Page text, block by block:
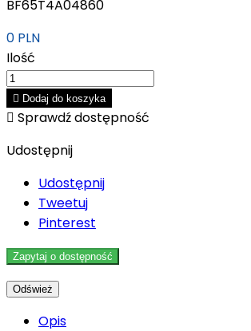
BF65T4A04860
0 PLN
Ilość
 Dodaj do koszyka
 Sprawdź dostępność
Udostępnij
Udostępnij
Tweetuj
Pinterest
Zapytaj o dostępność
Opis